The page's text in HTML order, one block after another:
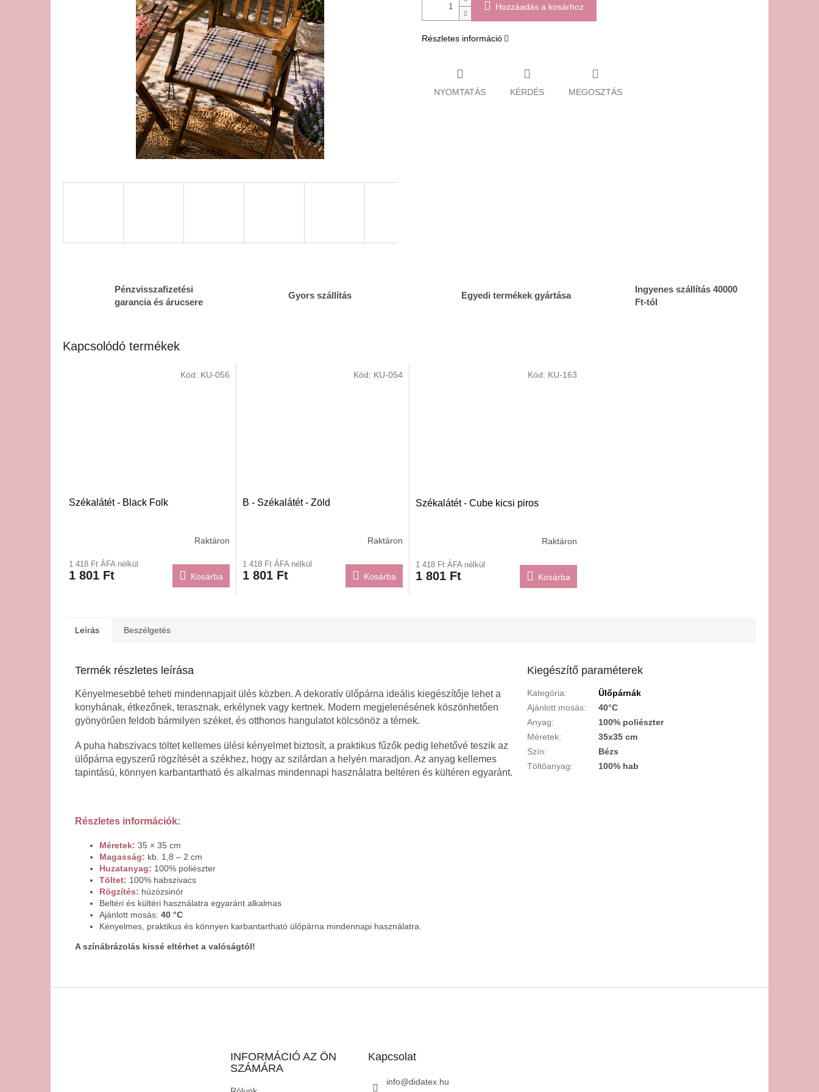
Hozzáadás a kosárhoz
Részletes információ
NYOMTATÁS KÉRDÉS MEGOSZTÁS
Pénzvisszafizetési
garancia és árucsere
Gyors szállítás Egyedi termékek gyártása
Ingyenes szállítás 40000
Ft-tól
Kapcsolódó termékek
Székalátét - Black Folk
Raktáron
1 418 Ft ÁFA nélkül
1 801 Ft Kosárba
Kód: KU-056
B - Székalátét - Zöld
Raktáron
1 418 Ft ÁFA nélkül
1 801 Ft Kosárba
Kód: KU-054
Székalátét - Cube kicsi piros
Raktáron
1 418 Ft ÁFA nélkül
1 801 Ft Kosárba
Kód: KU-163
Leírás Beszélgetés
Termék részletes leírása
Kényelmesebbé teheti mindennapjait ülés közben. A dekoratív ülőpárna ideális kiegészítője lehet a
konyhának, étkezőnek, terasznak, erkélynek vagy kertnek. Modern megjelenésének köszönhetően
gyönyörűen feldob bármilyen széket, és otthonos hangulatot kölcsönöz a térnek.
A puha habszivacs töltet kellemes ülési kényelmet biztosít, a praktikus fűzők pedig lehetővé teszik az
ülőpárna egyszerű rögzítését a székhez, hogy az szilárdan a helyén maradjon. Az anyag kellemes
tapintású, könnyen karbantartható és alkalmas mindennapi használatra beltéren és kültéren egyaránt.
Részletes információk:
Méretek: 35 × 35 cm
Magasság: kb. 1,8 – 2 cm
Huzatanyag: 100% poliészter
Töltet: 100% habszivacs
Rögzítés: húzózsinór
Beltéri és kültéri használatra egyaránt alkalmas
Ajánlott mosás: 40 °C
Kényelmes, praktikus és könnyen karbantartható ülőpárna mindennapi használatra.
A színábrázolás kissé eltérhet a valóságtól!
Kiegészítő paraméterek
Kategória:
Ülőpárnák
Ajánlott mosás:
40°C
Anyag:
100% poliészter
Méretek:
35x35 cm
Szín:
Bézs
Töltőanyag: 100% hab
INFORMÁCIÓ AZ ÖN
SZÁMÁRA
Kapcsolat
info@didatex.hu